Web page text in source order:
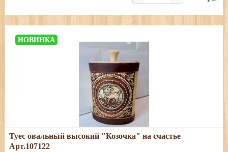
НОВИНКА
Подробнее
Размеры: высота (с хватком) - 19,5см; овал - 13*8,5см
Туес овальный высокий "Козочка" на счастье
Арт.107122